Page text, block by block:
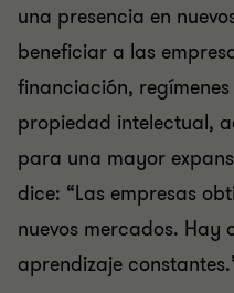
una presencia en
beneficiar a las
financiación,
propiedad intelectual,
para una mayor
dice: “Las empresas
nuevos mercados. Hay
aprendizaje